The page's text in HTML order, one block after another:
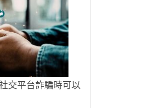
交平台詐騙時可以